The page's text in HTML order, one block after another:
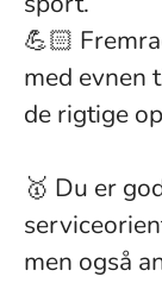
💪🏻
med evnen
de rigtige
🥇 Du er
men også